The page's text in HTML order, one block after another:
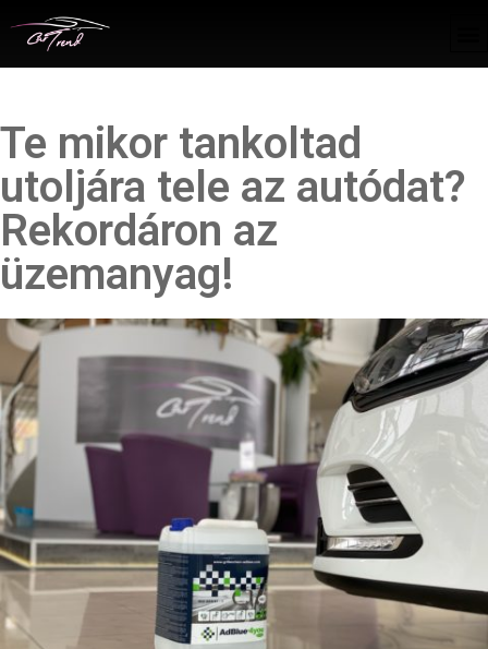
Te mikor tankoltad
utoljára tele az autódat?
Rekordáron az
üzemanyag!